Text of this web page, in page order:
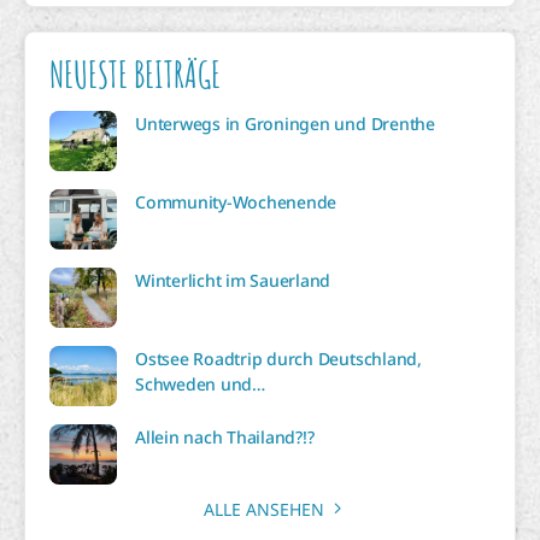
NEUESTE BEITRÄGE
Unterwegs in Groningen und Drenthe
Community-Wochenende
Winterlicht im Sauerland
Ostsee Roadtrip durch Deutschland,
Schweden und…
Allein nach Thailand?!?
ALLE ANSEHEN